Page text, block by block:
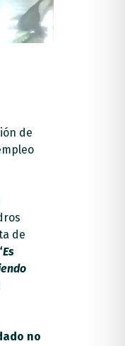
de
de
Es
no